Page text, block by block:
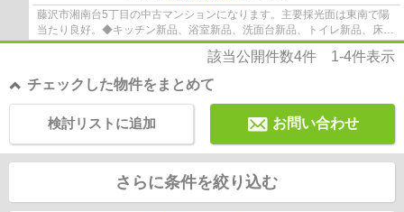
藤沢市湘南台5丁目の中古マンションになります。主要採光面は東南で陽
当たり良好。◆キッチン新品、浴室新品、洗面台新品、トイレ新品、床：
フロアタイル、壁・天井：クロス貼り、ハウ...
該当公開件数4件 1-4件表示
チェックした物件をまとめて
お問い合わせ
検討リストに追加
さらに条件を絞り込む